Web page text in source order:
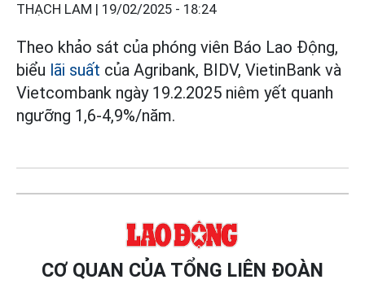
THẠCH LAM | 19/02/2025 - 18:24
Theo khảo sát của phóng viên Báo Lao Động,
biểu lãi suất của Agribank, BIDV, VietinBank và
Vietcombank ngày 19.2.2025 niêm yết quanh
ngưỡng 1,6-4,9%/năm.
CƠ QUAN CỦA TỔNG LIÊN ĐOÀN